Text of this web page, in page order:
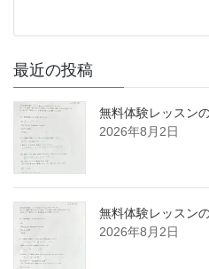
最近の投稿
無料体験レッスン
2026年8月2日
無料体験レッスン
2026年8月2日